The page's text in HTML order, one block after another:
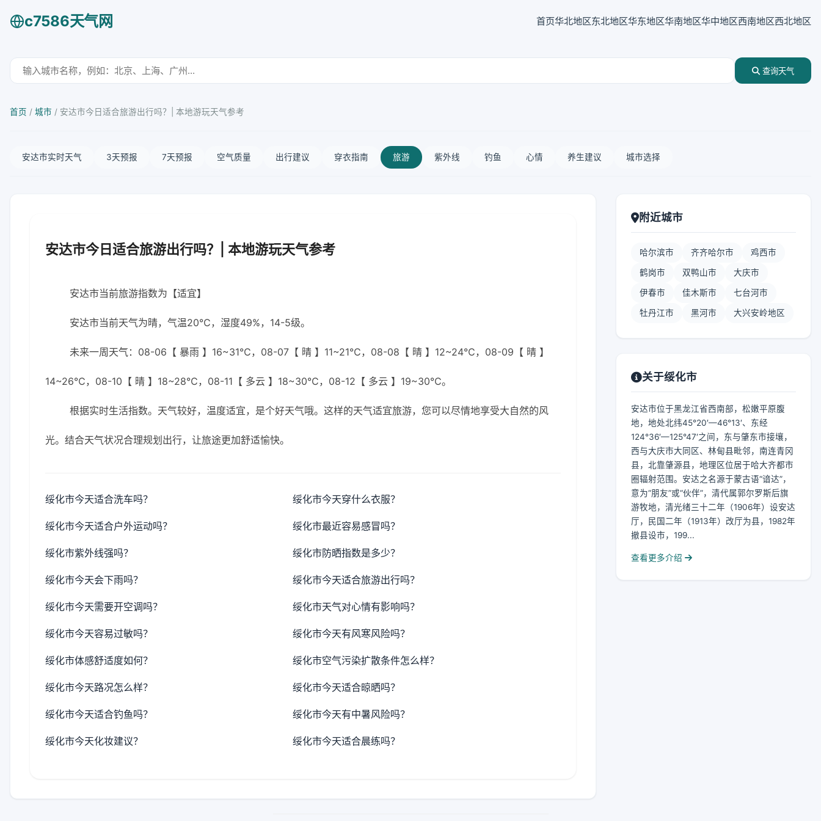
c7586天气网 首页华北地区东北地区华东地区华南地区华中地区西南地区西北地区
查询天气
首页 / 城市 / 安达市今日适合旅游出行吗？| 本地游玩天气参考
安达市实时天气 3天预报 7天预报 空气质量 出行建议 穿衣指南 旅游 紫外线 钓鱼 心情 养生建议 城市选择
安达市今日适合旅游出行吗？| 本地游玩天气参考
安达市当前旅游指数为【适宜】
安达市当前天气为晴，气温20℃，湿度49%，14-5级。
未来一周天气：08-06【 暴雨 】16~31℃，08-07【 晴 】11~21℃，08-08【 晴 】12~24℃，08-09【 晴 】
14~26℃，08-10【 晴 】18~28℃，08-11【 多云 】18~30℃，08-12【 多云 】19~30℃。
根据实时生活指数。天气较好，温度适宜，是个好天气哦。这样的天气适宜旅游，您可以尽情地享受大自然的风
光。结合天气状况合理规划出行，让旅途更加舒适愉快。
绥化市今天适合洗车吗？ 绥化市今天穿什么衣服？
绥化市今天适合户外运动吗？ 绥化市最近容易感冒吗？
绥化市紫外线强吗？ 绥化市防晒指数是多少？
绥化市今天会下雨吗？ 绥化市今天适合旅游出行吗？
绥化市今天需要开空调吗？ 绥化市天气对心情有影响吗？
绥化市今天容易过敏吗？ 绥化市今天有风寒风险吗？
绥化市体感舒适度如何？ 绥化市空气污染扩散条件怎么样？
绥化市今天路况怎么样？ 绥化市今天适合晾晒吗？
绥化市今天适合钓鱼吗？ 绥化市今天有中暑风险吗？
绥化市今天化妆建议？ 绥化市今天适合晨练吗？
附近城市
哈尔滨市 齐齐哈尔市 鸡西市
鹤岗市 双鸭山市 大庆市
伊春市 佳木斯市 七台河市
牡丹江市 黑河市 大兴安岭地区
关于绥化市
安达市位于黑龙江省西南部，松嫩平原腹
地，地处北纬45°20′—46°13′、东经
124°36′—125°47′之间，东与肇东市接壤，
西与大庆市大同区、林甸县毗邻，南连青冈
县，北靠肇源县，地理区位居于哈大齐都市
圈辐射范围。安达之名源于蒙古语“谙达”，
意为“朋友”或“伙伴”，清代属郭尔罗斯后旗
游牧地，清光绪三十二年（1906年）设安达
厅，民国二年（1913年）改厅为县，1982年
撤县设市，199...
查看更多介绍